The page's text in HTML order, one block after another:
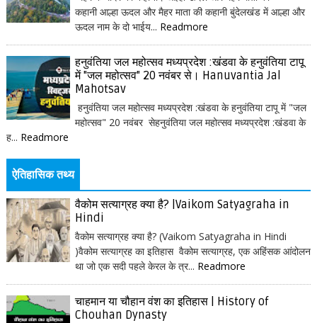
कहानी आल्हा ऊदल और मैहर माता की कहानी बुंदेलखंड में आल्हा और
ऊदल नाम के दो भाईय... Readmore
हनुवंतिया जल महोत्सव मध्यप्रदेश :खंडवा के हनुवंतिया टापू
में "जल महोत्सव" 20 नवंबर से। Hanuvantia Jal
Mahotsav
हनुवंतिया जल महोत्सव मध्यप्रदेश :खंडवा के हनुवंतिया टापू में "जल
महोत्सव" 20 नवंबर सेहनुवंतिया जल महोत्सव मध्यप्रदेश :खंडवा के
ह... Readmore
ऐतिहासिक तथ्य
वैकोम सत्याग्रह क्या है? |Vaikom Satyagraha in
Hindi
वैकोम सत्याग्रह क्या है? (Vaikom Satyagraha in Hindi
)वैकोम सत्याग्रह का इतिहास वैकोम सत्याग्रह, एक अहिंसक आंदोलन
था जो एक सदी पहले केरल के त्र... Readmore
चाहमान या चौहान वंश का इतिहास | History of
Chouhan Dynasty